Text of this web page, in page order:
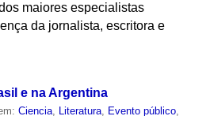
maiores especialistas
da jornalista, escritora e
e na Argentina
Ciencia Literatura Evento público